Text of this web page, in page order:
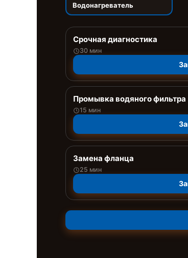
Водонагреватель
Срочная диагностика
30 мин
Промывка водяного фильтра
15 мин
Замена фланца
25 мин